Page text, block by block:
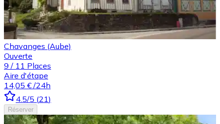
Chavanges (Aube)
Ouverte
9 / 11 Places
Aire d'étape
14,05 € /24h
4.5/5 (21)
Réserver